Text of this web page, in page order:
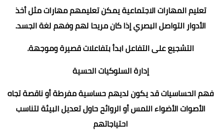
تعليم المهارات الاجتماعية يمكن تعليمهم مهارات مثل أخذ
الأدوار التواصل البصري إذا كان مريحا لهم وفهم لغة الجسد.
التشجيع على التفاعل ابدأ بتفاعلات قصيرة وموجهة.
إدارة السلوكيات الحسية
فهم الحساسيات قد يكون لديهم حساسية مفرطة أو ناقصة تجاه
الأصوات الأضواء اللمس أو الروائح حاول تعديل البيئة لتناسب
احتياجاتهم